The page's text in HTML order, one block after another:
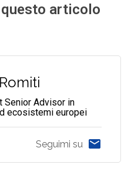
articolo
Senior Advisor in
ecosistemi europei
Seguimi su